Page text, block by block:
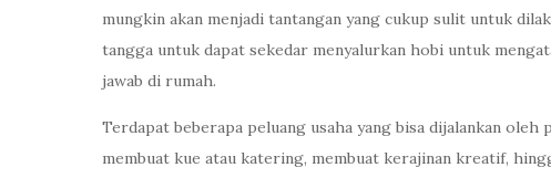
mungkin akan menjadi tantangan yang cukup sulit untuk
tangga untuk dapat sekedar menyalurkan hobi untuk
jawab di rumah.
Terdapat beberapa peluang usaha yang bisa dijalankan
membuat kue atau katering, membuat kerajinan kreatif,